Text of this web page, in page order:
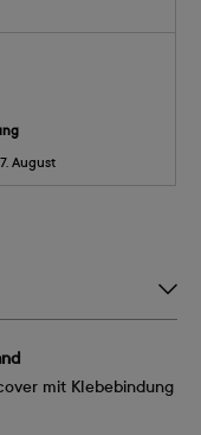
August
mit Klebebindung